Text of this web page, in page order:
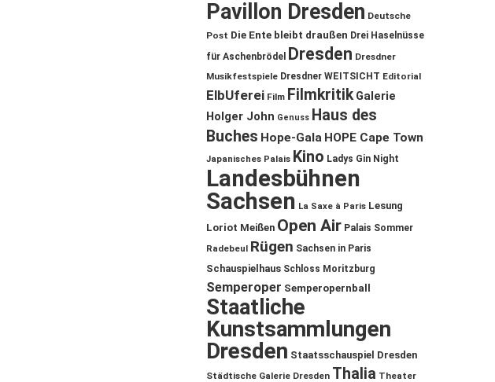
Pavillon Dresden Deutsche
Post Die Ente bleibt draußen Drei Haselnüsse
für Aschenbrödel
Dresden Dresdner
Musikfestspiele Dresdner WEITSICHT Editorial
ElbUferei Film Filmkritik Galerie
Holger John Genuss Haus des
Buches Hope-Gala HOPE Cape Town
Japanisches Palais Kino Ladys Gin Night
Landesbühnen
Sachsen La Saxe à Paris Lesung
Loriot Meißen Open Air Palais Sommer
Radebeul Rügen Sachsen in Paris
Schauspielhaus Schloss Moritzburg
Semperoper Semperopernball
Staatliche
Kunstsammlungen
Dresden Staatsschauspiel Dresden
Städtische Galerie Dresden Thalia Theater